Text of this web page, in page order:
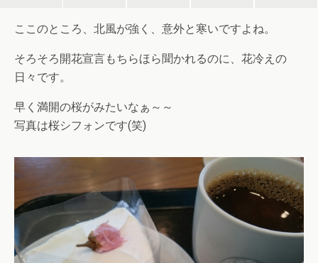
ここのところ、北風が強く、意外と寒いですよね。
そろそろ開花宣言もちらほら聞かれるのに、花冷えの
日々です。
早く満開の桜がみたいなぁ～～
写真は桜シフォンです(笑)